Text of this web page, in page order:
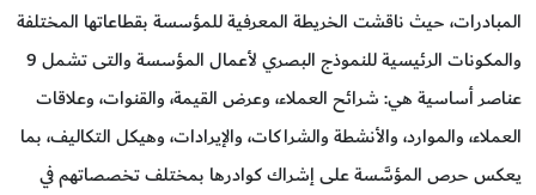
المبادرات، حيث ناقشت الخريطة المعرفية للمؤسسة بقطاعاتها المختلفة
والمكونات الرئيسية للنموذج البصري لأعمال المؤسسة والتى تشمل 9
عناصر أساسية هي: شرائح العملاء، وعرض القيمة، والقنوات، وعلاقات
العملاء، والموارد، والأنشطة والشراكات، والإيرادات، وهيكل التكاليف، بما
يعكس حرص المؤسَّسة على إشراك كوادرها بمختلف تخصصاتهم في